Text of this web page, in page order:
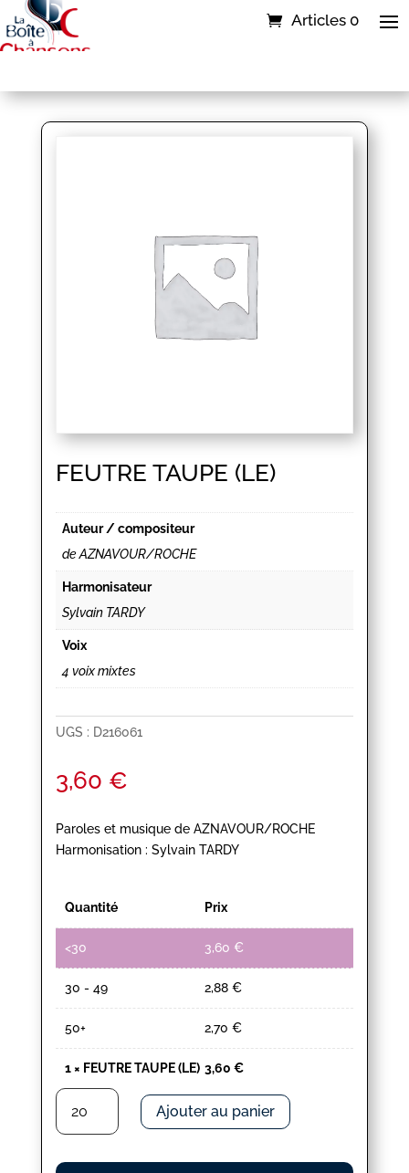
Articles 0
FEUTRE TAUPE (LE)
Auteur / compositeur
de AZNAVOUR/ROCHE
Harmonisateur
Sylvain TARDY
Voix
4 voix mixtes
UGS : D216061
3,60 €
Paroles et musique de AZNAVOUR/ROCHE
Harmonisation : Sylvain TARDY
Quantité Prix
<30 3,60 €
30 - 49 2,88 €
50+ 2,70 €
1× FEUTRE TAUPE (LE) 3,60 €
quantité
FEUTRE
TAUPE
Ajouter au panier